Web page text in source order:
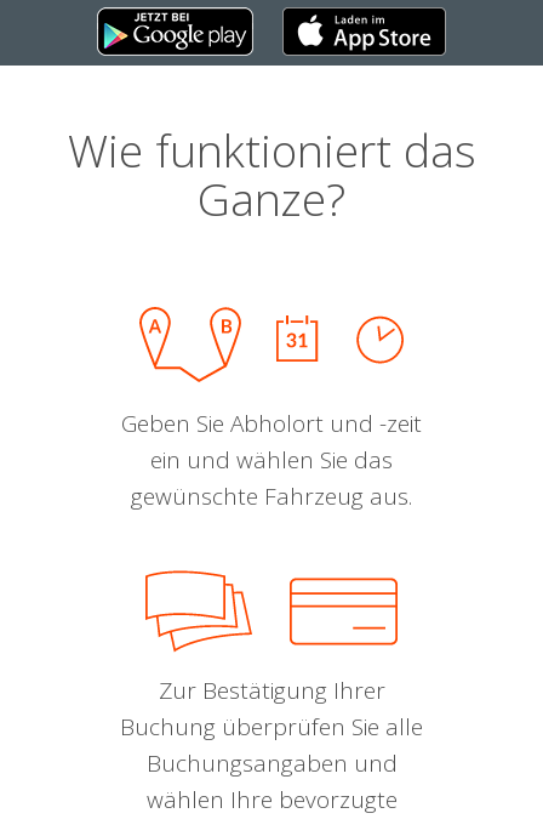
Wie funktioniert das
Ganze?
Geben Sie Abholort und -zeit
ein und wählen Sie das
gewünschte Fahrzeug aus.
Zur Bestätigung Ihrer
Buchung überprüfen Sie alle
Buchungsangaben und
wählen Ihre bevorzugte